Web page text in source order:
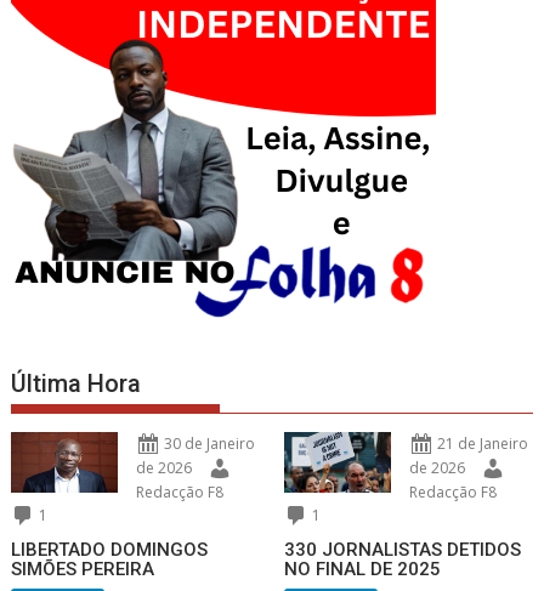
Última Hora
30 de Janeiro
de 2026
Redacção F8
1
LIBERTADO DOMINGOS
SIMÕES PEREIRA
21 de Janeiro
de 2026
Redacção F8
1
330 JORNALISTAS DETIDOS
NO FINAL DE 2025